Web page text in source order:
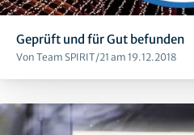
Geprüft und für Gut befunden
Von Team SPIRIT/21 am 19.12.2018